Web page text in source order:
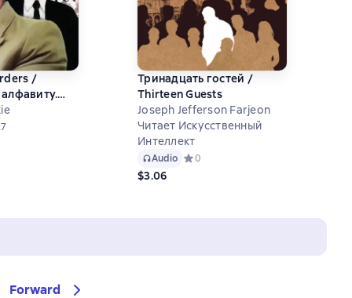
/
на
рейтинг 4,6 на основе 27 оценок
Тринадцать гостей /
Thirteen Guests
Joseph Jefferson Farjeon
Читает Искусственный
Интеллект
Audio Средний рейтинг 0 на основе 0
0
$3.06
Forward